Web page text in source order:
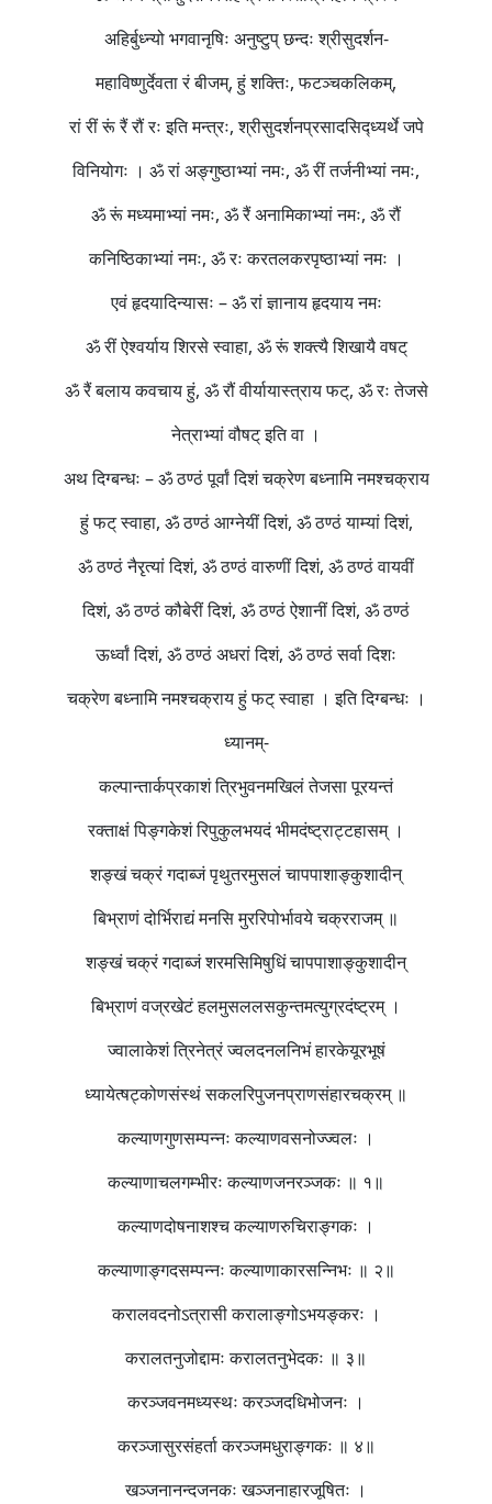
अहिर्बुध्न्यो भगवानृषिः अनुष्टुप् छन्दः श्रीसुदर्शन-
महाविष्णुर्देवता रं बीजम्, हुं शक्तिः, फटञ्चकलिकम्,
रां रीं रूं रैं रौं रः इति मन्त्रः, श्रीसुदर्शनप्रसादसिद्ध्यर्थे जपे
विनियोगः । ॐ रां अङ्गुष्ठाभ्यां नमः, ॐ रीं तर्जनीभ्यां नमः,
ॐ रूं मध्यमाभ्यां नमः, ॐ रैं अनामिकाभ्यां नमः, ॐ रौं
कनिष्ठिकाभ्यां नमः, ॐ रः करतलकरपृष्ठाभ्यां नमः ।
एवं हृदयादिन्यासः – ॐ रां ज्ञानाय हृदयाय नमः
ॐ रीं ऐश्वर्याय शिरसे स्वाहा, ॐ रूं शक्त्यै शिखायै वषट्
ॐ रैं बलाय कवचाय हुं, ॐ रौं वीर्यायास्त्राय फट्, ॐ रः तेजसे
नेत्राभ्यां वौषट् इति वा ।
अथ दिग्बन्धः – ॐ ठण्ठं पूर्वां दिशं चक्रेण बध्नामि नमश्चक्राय
हुं फट् स्वाहा, ॐ ठण्ठं आग्नेयीं दिशं, ॐ ठण्ठं याम्यां दिशं,
ॐ ठण्ठं नैरृत्यां दिशं, ॐ ठण्ठं वारुणीं दिशं, ॐ ठण्ठं वायवीं
दिशं, ॐ ठण्ठं कौबेरीं दिशं, ॐ ठण्ठं ऐशानीं दिशं, ॐ ठण्ठं
ऊर्ध्वां दिशं, ॐ ठण्ठं अधरां दिशं, ॐ ठण्ठं सर्वा दिशः
चक्रेण बध्नामि नमश्चक्राय हुं फट् स्वाहा । इति दिग्बन्धः ।
ध्यानम्-
कल्पान्तार्कप्रकाशं त्रिभुवनमखिलं तेजसा पूरयन्तं
रक्ताक्षं पिङ्गकेशं रिपुकुलभयदं भीमदंष्ट्राट्टहासम् ।
शङ्खं चक्रं गदाब्जं पृथुतरमुसलं चापपाशाङ्कुशादीन्
बिभ्राणं दोर्भिराद्यं मनसि मुररिपोर्भावये चक्रराजम् ॥
शङ्खं चक्रं गदाब्जं शरमसिमिषुधिं चापपाशाङ्कुशादीन्
बिभ्राणं वज्रखेटं हलमुसललसकुन्तमत्युग्रदंष्ट्रम् ।
ज्वालाकेशं त्रिनेत्रं ज्वलदनलनिभं हारकेयूरभूषं
ध्यायेत्षट्कोणसंस्थं सकलरिपुजनप्राणसंहारचक्रम् ॥
कल्याणगुणसम्पन्नः कल्याणवसनोज्ज्वलः ।
कल्याणाचलगम्भीरः कल्याणजनरञ्जकः ॥ १॥
कल्याणदोषनाशश्च कल्याणरुचिराङ्गकः ।
कल्याणाङ्गदसम्पन्नः कल्याणाकारसन्निभः ॥ २॥
करालवदनोऽत्रासी करालाङ्गोऽभयङ्करः ।
करालतनुजोद्दामः करालतनुभेदकः ॥ ३॥
करञ्जवनमध्यस्थः करञ्जदधिभोजनः ।
करञ्जासुरसंहर्ता करञ्जमधुराङ्गकः ॥ ४॥
खञ्जनानन्दजनकः खञ्जनाहारजूषितः ।